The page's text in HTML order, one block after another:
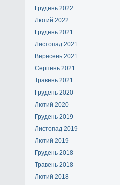
Грудень 2022
Лютий 2022
Грудень 2021
Листопад 2021
Вересень 2021
Серпень 2021
Травень 2021
Грудень 2020
Лютий 2020
Грудень 2019
Листопад 2019
Лютий 2019
Грудень 2018
Травень 2018
Лютий 2018